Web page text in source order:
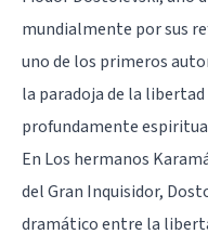
mundialmente por sus
uno de los primeros
la paradoja de la
profundamente
En Los hermanos
del Gran Inquisidor,
dramático entre la